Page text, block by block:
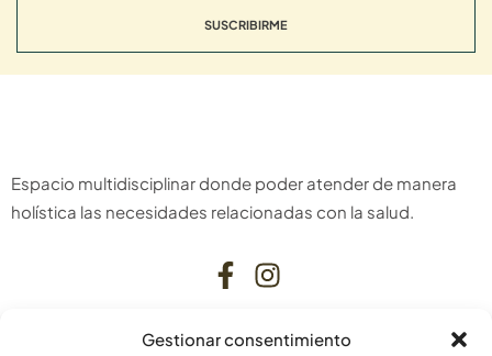
Gestionar consentimiento
SUSCRIBIRME
Espacio multidisciplinar donde poder atender de manera
holística las necesidades relacionadas con la salud.